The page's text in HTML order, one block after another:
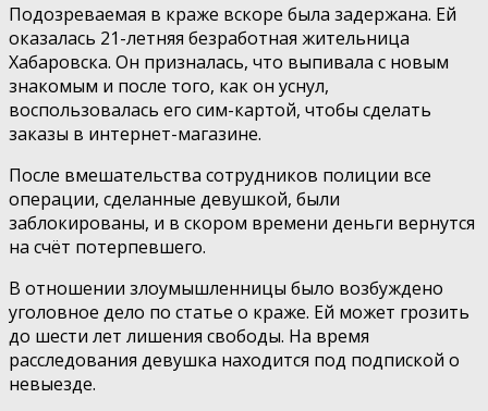
Подозреваемая в краже вскоре была задержана. Ей
оказалась 21-летняя безработная жительница
Хабаровска. Он призналась, что выпивала с новым
знакомым и после того, как он уснул,
воспользовалась его сим-картой, чтобы сделать
заказы в интернет-магазине.
После вмешательства сотрудников полиции все
операции, сделанные девушкой, были
заблокированы, и в скором времени деньги вернутся
на счёт потерпевшего.
В отношении злоумышленницы было возбуждено
уголовное дело по статье о краже. Ей может грозить
до шести лет лишения свободы. На время
расследования девушка находится под подпиской о
невыезде.